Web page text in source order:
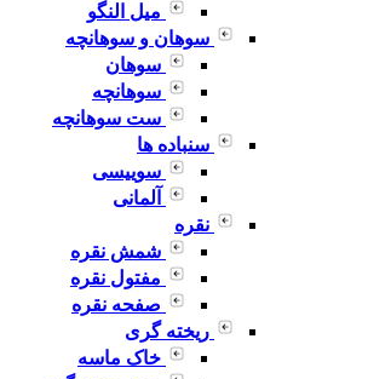
میل النگو
سوهان و سوهانچه
سوهان
سوهانچه
ست سوهانچه
سنباده ها
سوییسی
آلمانی
نقره
شمش نقره
مفتول نقره
صفحه نقره
ریخته گری
خاک ماسه